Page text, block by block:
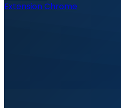
Extension Chrome